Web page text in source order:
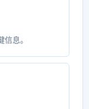
息。